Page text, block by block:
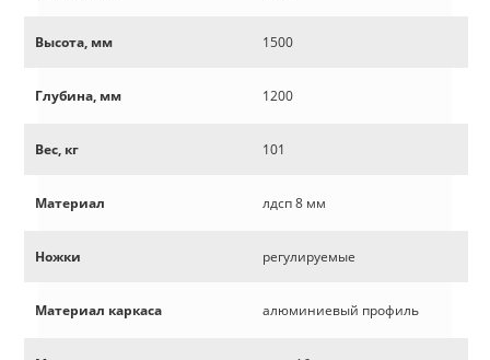
Высота, мм 1500
Глубина, мм 1200
Вес, кг 101
Материал лдсп 8 мм
Ножки регулируемые
Материал каркаса алюминиевый профиль